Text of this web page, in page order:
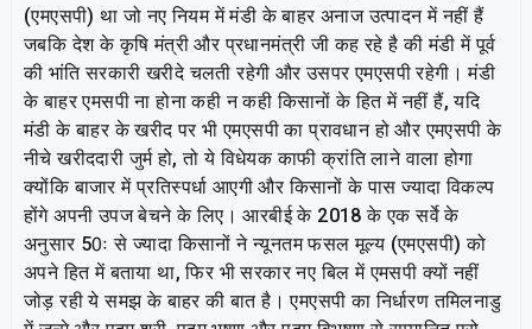
(एमएसपी) था जो नए नियम में मंडी के बाहर अनाज उत्पादन में नहीं हैं
जबकि देश के कृषि मंत्री और प्रधानमंत्री जी कह रहे है की मंडी में पूर्व
की भांति सरकारी खरीदे चलती रहेगी और उसपर एमएसपी रहेगी। मंडी
के बाहर एमसपी ना होना कही न कही किसानों के हित में नहीं हैं, यदि
मंडी के बाहर के खरीद पर भी एमएसपी का प्रावधान हो और एमएसपी के
नीचे खरीददारी जुर्म हो, तो ये विधेयक काफी क्रांति लाने वाला होगा
क्योंकि बाजार में प्रतिस्पर्धा आएगी और किसानों के पास ज्यादा विकल्प
होंगे अपनी उपज बेचने के लिए। आरबीई के 2018 के एक सर्वे के
अनुसार 50ः से ज्यादा किसानों ने न्यूनतम फसल मूल्य (एमएसपी) को
अपने हित में बताया था, फिर भी सरकार नए बिल में एमसपी क्यों नहीं
जोड़ रही ये समझ के बाहर की बात है। एमएसपी का निर्धारण तमिलनाडु